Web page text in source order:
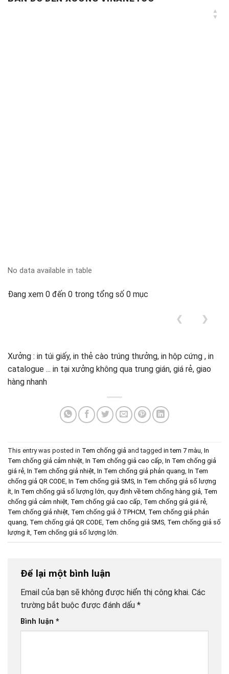
No data available in table
Đang xem 0 đến 0 trong tổng số 0 mục
❮ ❯
Xưởng : in túi giấy, in thẻ cào trúng thưởng, in hộp cứng , in
catalogue ... in tại xưởng không qua trung gián, giá rẻ, giao
hàng nhanh
This entry was posted in Tem chống giả and tagged in tem 7 màu, In
Tem chống giả cảm nhiệt, In Tem chống giả cao cấp, In Tem chống giả
giá rẻ, In Tem chống giả nhiệt, In Tem chống giả phản quang, In Tem
chống giả QR CODE, In Tem chống giả SMS, In Tem chống giả số lượng
ít, In Tem chống giả số lượng lớn, quy định về tem chống hàng giả, Tem
chống giả cảm nhiệt, Tem chống giả cao cấp, Tem chống giả giá rẻ,
Tem chống giả nhiệt, Tem chống giả ở TPHCM, Tem chống giả phản
quang, Tem chống giả QR CODE, Tem chống giả SMS, Tem chống giả số
lượng ít, Tem chống giả số lượng lớn.
Để lại một bình luận
Email của bạn sẽ không được hiển thị công khai. Các
trường bắt buộc được đánh dấu *
Bình luận *